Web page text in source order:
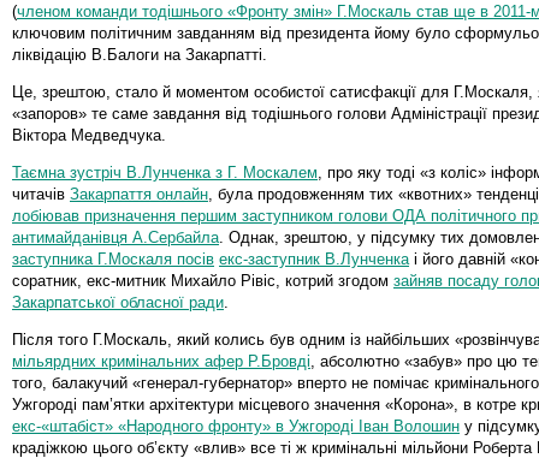
(членом команди тодішнього «Фронту змін» Г.Москаль став ще в 2011-
ключовим політичним завданням від президента йому було
ліквідацію В.Балоги на Закарпатті.
Це, зрештою, стало й моментом особистої сатисфакції для Г.Москаля,
«запоров» те саме завдання від тодішнього голови Адміністрації
Віктора Медведчука.
Таємна зустріч В.Лунченка з Г. Москалем , про яку тоді «з коліс»
читачів Закарпаття онлайн , була продовженням тих «квотних»
лобіював призначення першим заступником голови ОДА політичного
антимайданівця А.Сербайла . Однак, зрештою, у підсумку тих
заступника Г.Москаля посів екс-заступник В.Лунченка і його давній
соратник, екс-митник Михайло Рівіс, котрий згодом зайняв посаду
Закарпатської обласної ради
Після того Г.Москаль, який колись був одним із найбільших
мільярдних кримінальних афер Р.Бровді , абсолютно «забув» про цю
того, балакучий «генерал-губернатор» вперто не помічає
Ужгороді пам’ятки архітектури місцевого значення «Корона», в котре
екс-«штабіст» «Народного фронту» в Ужгороді Іван Волошин у
крадіжкою цього об’єкту «влив» все ті ж кримінальні мільйони Роберта